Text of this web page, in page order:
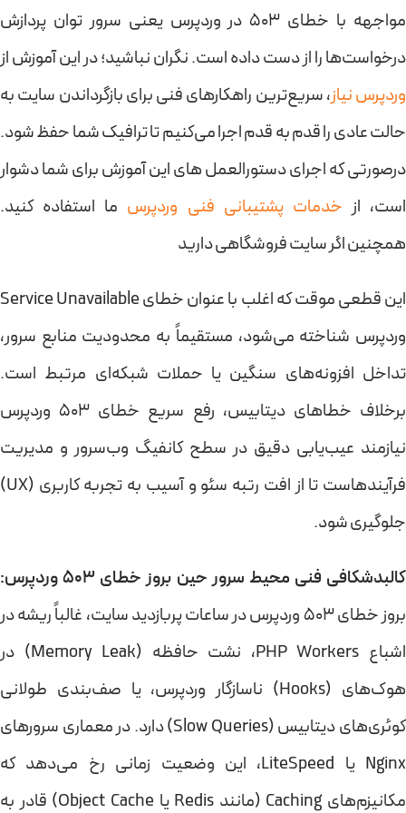
مواجهه با خطای 503 در وردپرس یعنی سرور توان پردازش
درخواست‌ها را از دست داده است. نگران نباشید؛ در این آموزش از
وردپرس نیاز، سریع‌ترین راهکارهای فنی برای بازگرداندن سایت به
حالت عادی را قدم به قدم اجرا می‌کنیم تا ترافیک شما حفظ شود.
درصورتی که اجرای دستورالعمل های این آموزش برای شما دشوار
است، از خدمات پشتیبانی فنی وردپرس ما استفاده کنید.
همچنین اگر سایت فروشگاهی دارید
این قطعی موقت که اغلب با عنوان خطای Service Unavailable
وردپرس شناخته می‌شود، مستقیماً به محدودیت منابع سرور،
تداخل افزونه‌های سنگین یا حملات شبکه‌ای مرتبط است.
برخلاف خطاهای دیتابیس، رفع سریع خطای 503 وردپرس
نیازمند عیب‌یابی دقیق در سطح کانفیگ وب‌سرور و مدیریت
فرآیندهاست تا از افت رتبه سئو و آسیب به تجربه کاربری (UX)
جلوگیری شود.
کالبدشکافی فنی محیط سرور حین بروز خطای ۵۰۳ وردپرس:
بروز خطای 503 وردپرس در ساعات پربازدید سایت، غالباً ریشه در
اشباع PHP Workers، نشت حافظه (Memory Leak) در
هوک‌های (Hooks) ناسازگار وردپرس، یا صف‌بندی طولانی
کوئری‌های دیتابیس (Slow Queries) دارد. در معماری سرورهای
Nginx یا LiteSpeed، این وضعیت زمانی رخ می‌دهد که
مکانیزم‌های Caching (مانند Redis یا Object Cache) قادر به